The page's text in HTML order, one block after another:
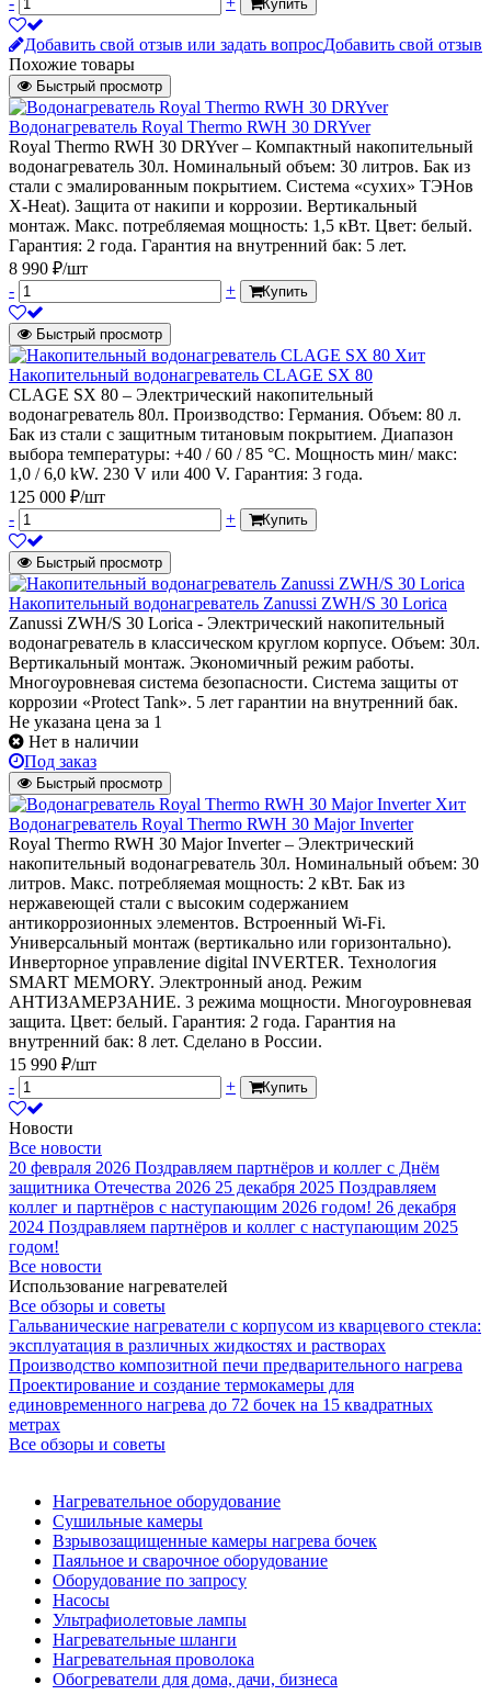
Купить
Добавить свой отзыв или задать вопросДобавить свой отзыв
Похожие товары
Быстрый просмотр
Водонагреватель Royal Thermo RWH 30 DRYver
Royal Thermo RWH 30 DRYver – Компактный накопительный
водонагреватель 30л. Номинальный объем: 30 литров. Бак из
стали с эмалированным покрытием. Система «сухих» ТЭНов
X-Heat). Защита от накипи и коррозии. Вертикальный
монтаж. Макс. потребляемая мощность: 1,5 кВт. Цвет: белый.
Гарантия: 2 года. Гарантия на внутренний бак: 5 лет.
8 990 ₽/шт
-
+ Купить
Быстрый просмотр
Хит
Накопительный водонагреватель CLAGE SX 80
CLAGE SX 80 – Электрический накопительный
водонагреватель 80л. Производство: Германия. Объем: 80 л.
Бак из стали с защитным титановым покрытием. Диапазон
выбора температуры: +40 / 60 / 85 °C. Мощность мин/ макс:
1,0 / 6,0 kW. 230 V или 400 V. Гарантия: 3 года.
125 000 ₽/шт
-
+ Купить
Быстрый просмотр
Накопительный водонагреватель Zanussi ZWH/S 30 Lorica
Zanussi ZWH/S 30 Lorica - Электрический накопительный
водонагреватель в классическом круглом корпусе. Объем: 30л.
Вертикальный монтаж. Экономичный режим работы.
Многоуровневая система безопасности. Система защиты от
коррозии «Protect Tank». 5 лет гарантии на внутренний бак.
Не указана цена за 1
Нет в наличии
Под заказ
Быстрый просмотр
Хит
Водонагреватель Royal Thermo RWH 30 Major Inverter
Royal Thermo RWH 30 Major Inverter – Электрический
накопительный водонагреватель 30л. Номинальный объем: 30
литров. Макс. потребляемая мощность: 2 кВт. Бак из
нержавеющей стали с высоким содержанием
антикоррозионных элементов. Встроенный Wi-Fi.
Универсальный монтаж (вертикально или горизонтально).
Инверторное управление digital INVERTER. Технология
SMART MEMORY. Электронный анод. Режим
АНТИЗАМЕРЗАНИЕ. 3 режима мощности. Многоуровневая
защита. Цвет: белый. Гарантия: 2 года. Гарантия на
внутренний бак: 8 лет. Сделано в России.
15 990 ₽/шт
-
+ Купить
Новости
Все новости
20 февраля 2026 Поздравляем партнёров и коллег с Днём
защитника Отечества 2026 25 декабря 2025 Поздравляем
коллег и партнёров с наступающим 2026 годом! 26 декабря
2024 Поздравляем партнёров и коллег с наступающим 2025
годом!
Все новости
Использование нагревателей
Все обзоры и советы
Гальванические нагреватели с корпусом из кварцевого стекла:
эксплуатация в различных жидкостях и растворах
Производство композитной печи предварительного нагрева
Проектирование и создание термокамеры для
единовременного нагрева до 72 бочек на 15 квадратных
метрах
Все обзоры и советы
Нагревательное оборудование
Сушильные камеры
Взрывозащищенные камеры нагрева бочек
Паяльное и сварочное оборудование
Оборудование по запросу
Насосы
Ультрафиолетовые лампы
Нагревательные шланги
Нагревательная проволока
Обогреватели для дома, дачи, бизнеса